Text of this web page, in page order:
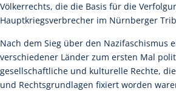
Völkerrechts, die die Basis für die
Hauptkriegsverbrecher im Nürnberger
Nach dem Sieg über den Nazifaschismus
verschiedener Länder zum ersten Mal
gesellschaftliche und kulturelle Rechte,
und Rechtsgrundlagen fixiert worden